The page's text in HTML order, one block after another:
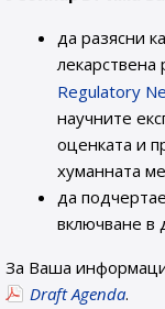
да разясни
лекарствена
Regulatory
научните
оценката и
хуманната
да
включване в
За Ваша
Draft Agenda.